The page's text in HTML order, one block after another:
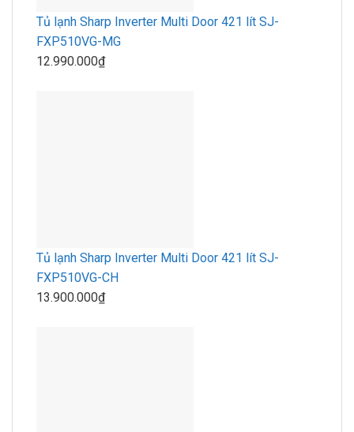
Tủ lạnh Sharp Inverter Multi Door 421 lít SJ-
FXP510VG-MG
12.990.000₫
Tủ lạnh Sharp Inverter Multi Door 421 lít SJ-
FXP510VG-CH
13.900.000₫